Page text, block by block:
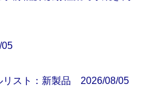
リスト：新製品 2026/08/05